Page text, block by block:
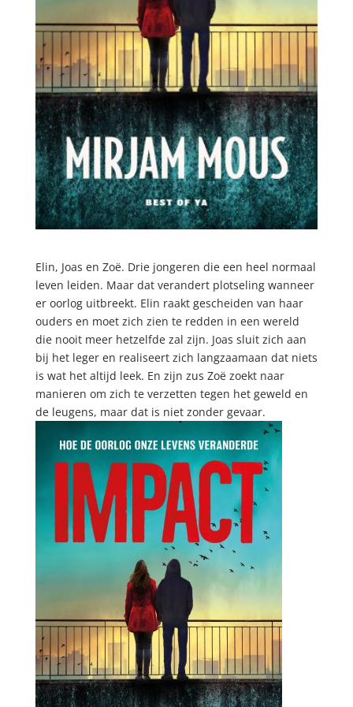
Elin, Joas en Zoë. Drie jongeren die een heel normaal
leven leiden. Maar dat verandert plotseling wanneer
er oorlog uitbreekt. Elin raakt gescheiden van haar
ouders en moet zich zien te redden in een wereld
die nooit meer hetzelfde zal zijn. Joas sluit zich aan
bij het leger en realiseert zich langzaamaan dat niets
is wat het altijd leek. En zijn zus Zoë zoekt naar
manieren om zich te verzetten tegen het geweld en
de leugens, maar dat is niet zonder gevaar.